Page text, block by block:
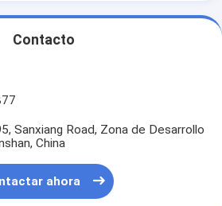
Contacto
Sanxiang Road, Zona de Desarrollo
China
ahora